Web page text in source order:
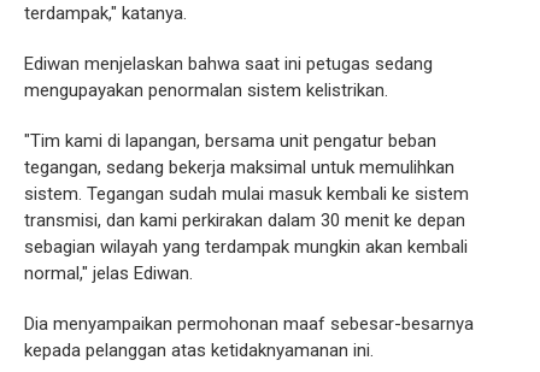
terdampak," katanya.
Ediwan menjelaskan bahwa saat ini petugas sedang
mengupayakan penormalan sistem kelistrikan.
"Tim kami di lapangan, bersama unit pengatur beban
tegangan, sedang bekerja maksimal untuk memulihkan
sistem. Tegangan sudah mulai masuk kembali ke sistem
transmisi, dan kami perkirakan dalam 30 menit ke depan
sebagian wilayah yang terdampak mungkin akan kembali
normal," jelas Ediwan.
Dia menyampaikan permohonan maaf sebesar-besarnya
kepada pelanggan atas ketidaknyamanan ini.